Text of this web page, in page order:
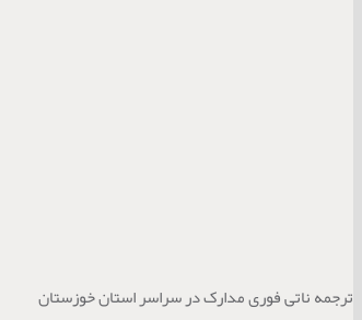
ترجمه ناتی فوری مدارک در سراسر استان خوزستان